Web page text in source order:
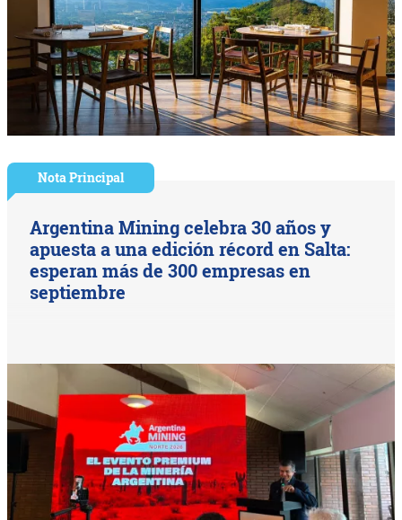
Nota Principal
Argentina Mining celebra 30 años y
apuesta a una edición récord en Salta:
esperan más de 300 empresas en
septiembre